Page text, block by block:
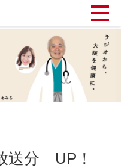
送分 UP！